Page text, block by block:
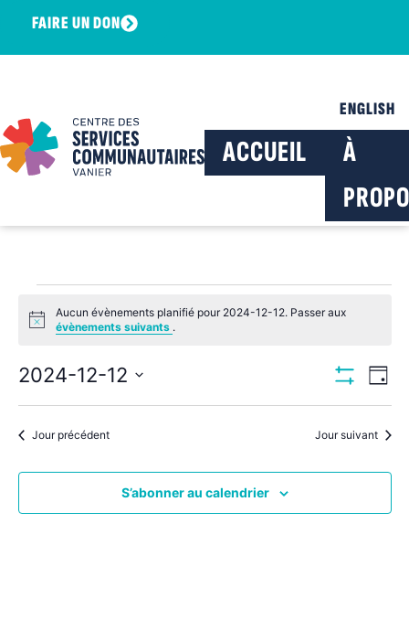
FAIRE UN DON
ENGLISH
ACCUEIL
À
Notice
Aucun évènements planifié pour 2024-12-12. Passer aux
évènements suivants .
parde
Jour
2024-12-12
une
date.Jour précédent Jour suivant
S’abonner au calendrier